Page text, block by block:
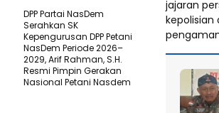
jajaran
kepolisian
DPP Partai NasDem
Serahkan SK
Kepengurusan DPP Petani
NasDem Periode 2026–
2029, Arif Rahman, S.H.
Resmi Pimpin Gerakan
Nasional Petani Nasdem